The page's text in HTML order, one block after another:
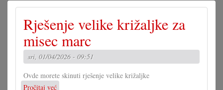
Rješenje velike križaljke za
misec marc
sri, 01/04/2026 - 09:51
Ovde morete skinuti rješenje velike križaljke
Pročitaj već